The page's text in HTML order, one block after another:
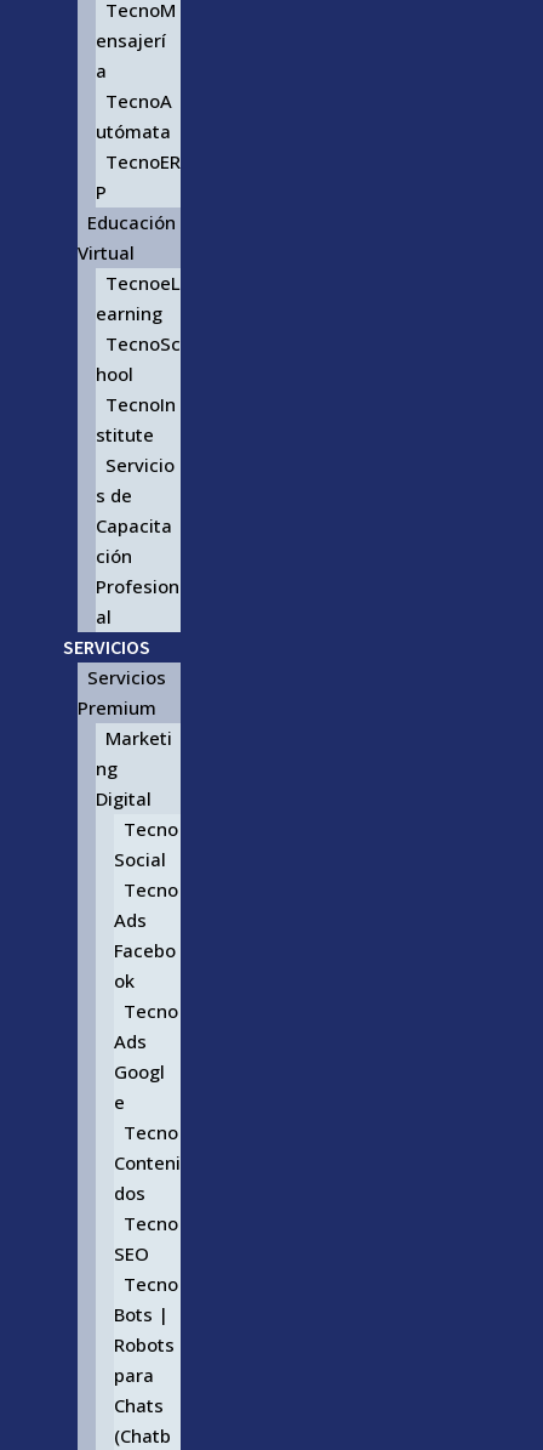
TecnoM
ensajerí
a
TecnoA
utómata
TecnoER
P
Educación
Virtual
TecnoeL
earning
TecnoSc
hool
TecnoIn
stitute
Servicio
s de
Capacita
ción
Profesion
al
SERVICIOS
Servicios
Premium
Marketi
ng
Digital
Tecno
Social
Tecno
Ads
Facebo
ok
Tecno
Ads
Googl
e
Tecno
Conteni
dos
Tecno
SEO
Tecno
Bots |
Robots
para
Chats
(Chatb